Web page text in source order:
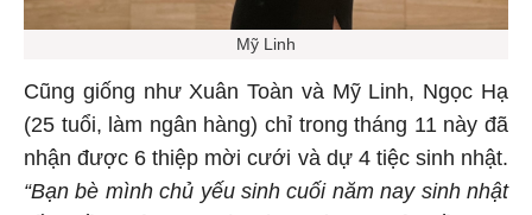
Mỹ Linh
Cũng giống như Xuân Toàn và Mỹ Linh, Ngọc Hạ
(25 tuổi, làm ngân hàng) chỉ trong tháng 11 này đã
nhận được 6 thiệp mời cưới và dự 4 tiệc sinh nhật.
“Bạn bè mình chủ yếu sinh cuối năm nay sinh nhật